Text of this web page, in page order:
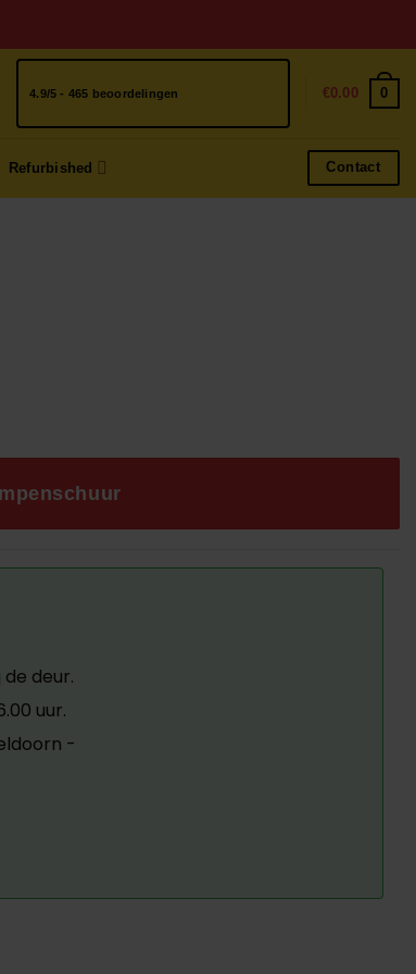
4.9/5 - 465 beoordelingen €0.00 0
Refurbished Contact
deur.
uur.
-